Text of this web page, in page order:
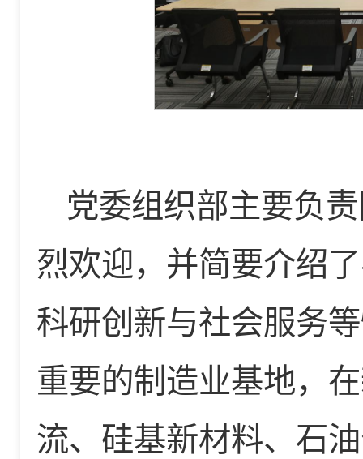
党委组织部主要负
烈欢迎，并简要介绍
科研创新与社会服务
重要的制造业基地，
流、硅基新材料、石